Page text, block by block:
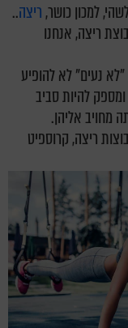
למכון כושר,ריצה..
ריצה, אנחנו
נעים" לא להופיע
להיות סביב
מחויב אליהן.
ריצה, קרוספיט